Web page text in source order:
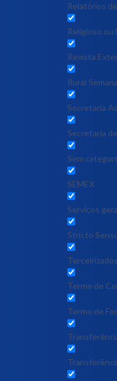
Relatórios
Religioso ou
Revista
Rural
Secretaria
Secretaria
Sem
SEMEX
Serviços
Stricto
Terceirizados
Termo de
Termo de